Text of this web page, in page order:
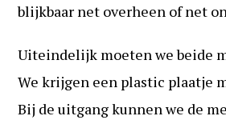
blijkbaar net overheen of net
Uiteindelijk moeten we beide
We krijgen een plastic plaatje
Bij de uitgang kunnen we de